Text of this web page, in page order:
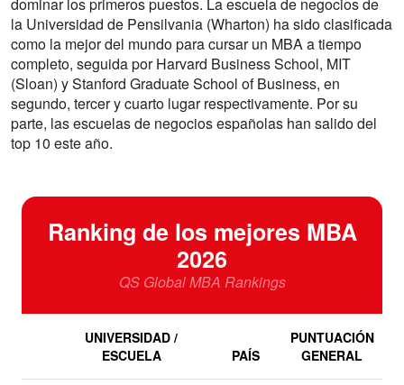
dominar los primeros puestos. La escuela de negocios de
la Universidad de Pensilvania (Wharton) ha sido clasificada
como la mejor del mundo para cursar un MBA a tiempo
completo, seguida por Harvard Business School, MIT
(Sloan) y Stanford Graduate School of Business, en
segundo, tercer y cuarto lugar respectivamente. Por su
parte, las escuelas de negocios españolas han salido del
top 10 este año.
Ranking de los mejores MBA
2026
QS Global MBA Rankings
UNIVERSIDAD /
ESCUELA
PAÍS
PUNTUACIÓN
GENERAL